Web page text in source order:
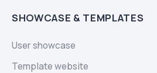
SHOWCASE & TEMPLATES
User showcase
Template website